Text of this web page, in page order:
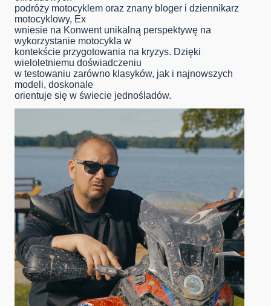
podróży motocyklem oraz znany bloger i dziennikarz
motocyklowy, Ex
wniesie na Konwent unikalną perspektywę na
wykorzystanie motocykla w
kontekście przygotowania na kryzys. Dzięki
wieloletniemu doświadczeniu
w testowaniu zarówno klasyków, jak i najnowszych
modeli, doskonale
orientuje się w świecie jednośladów.